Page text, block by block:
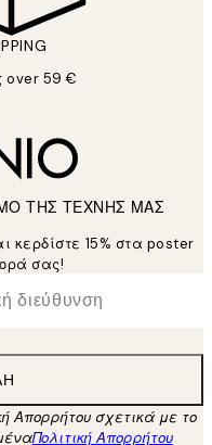
over 59 €
ΤΗΣ ΤΕΧΝΗΣ ΜΑΣ
κερδίστε 15% στα poster
σας!
Απορρήτου σχετικά με το
Πολιτική Απορρήτου